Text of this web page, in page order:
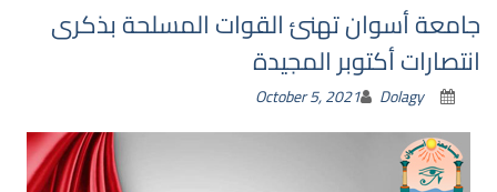
جامعة أسوان تهنئ القوات المسلحة بذكرى
انتصارات أكتوبر المجيدة
October 5, 2021 Dolagy